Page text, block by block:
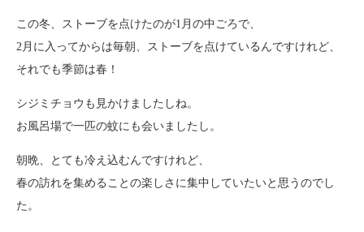
この冬、ストーブを点けたのが1月の中ごろで、
2月に入ってからは毎朝、ストーブを点けているんですけれど、
それでも季節は春！
シジミチョウも見かけましたしね。
お風呂場で一匹の蚊にも会いましたし。
朝晩、とても冷え込むんですけれど、
春の訪れを集めることの楽しさに集中していたいと思うのでし
た。